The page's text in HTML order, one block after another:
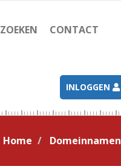
ZOEKEN CONTACT
INLOGGEN
Home Domeinnamen